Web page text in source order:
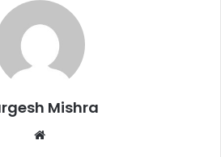
Mishra
Website